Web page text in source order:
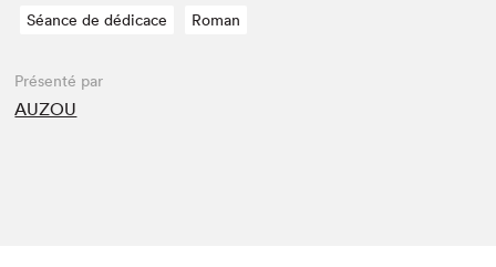
Séance de dédicace Roman
Présenté par
AUZOU